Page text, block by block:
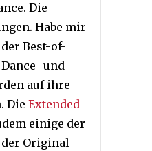
Die
Habe mir
Best-of-
und
auf ihre
Die Extended
einige der
Original-